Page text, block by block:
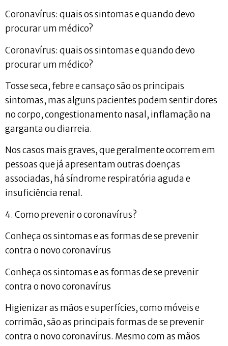
Coronavírus: quais os sintomas e quando devo
procurar um médico?
Coronavírus: quais os sintomas e quando devo
procurar um médico?
Tosse seca, febre e cansaço são os principais
sintomas, mas alguns pacientes podem sentir dores
no corpo, congestionamento nasal, inflamação na
garganta ou diarreia.
Nos casos mais graves, que geralmente ocorrem em
pessoas que já apresentam outras doenças
associadas, há síndrome respiratória aguda e
insuficiência renal.
4. Como prevenir o coronavírus?
Conheça os sintomas e as formas de se prevenir
contra o novo coronavírus
Conheça os sintomas e as formas de se prevenir
contra o novo coronavírus
Higienizar as mãos e superfícies, como móveis e
corrimão, são as principais formas de se prevenir
contra o novo coronavírus. Mesmo com as mãos